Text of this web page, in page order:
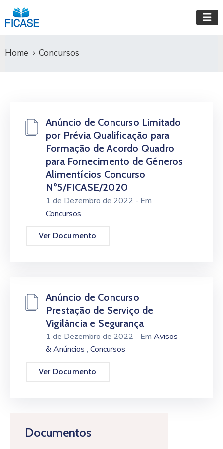
Home Concursos
Documentos
Anúncio de Concurso Limitado
por Prévia Qualificação para
Formação de Acordo Quadro
para Fornecimento de Géneros
Alimentícios Concurso
Nº5/FICASE/2020
1 de Dezembro de 2022 - Em
Concursos
Ver Documento
Anúncio de Concurso
Prestação de Serviço de
Vigilância e Segurança
1 de Dezembro de 2022 - Em Avisos
& Anúncios , Concursos
Ver Documento